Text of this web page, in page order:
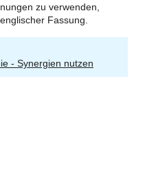
zu verwenden,
Fassung.
- Synergien nutzen